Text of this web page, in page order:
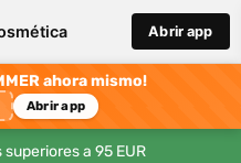
Abrir app
ahora mismo!
Abrir app
a 95 EUR